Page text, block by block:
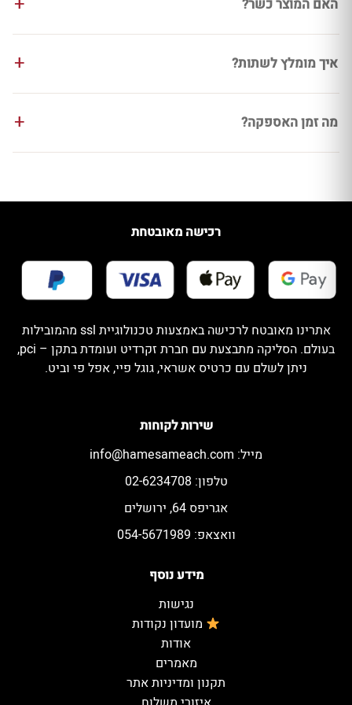
האם המוצר כשר?
איך מומלץ לשתות?
מה זמן האספקה?
מידע נוסף
נגישות
מועדון נקודות
אודות
מאמרים
תקנון ומדיניות אתר
שירות לקוחות
מייל: info@hamesameach.com
טלפון: 02-6234708
אגריפס 64, ירושלים
וואצאפ: 054-5671989
רכישה מאובטחת
אתרינו מאובטח לרכישה באמצעות טכנולוגיית ssl מהמובילות
בעולם. הסליקה מתבצעת עם חברת זקרדיט ועומדת בתקן – pci,
ניתן לשלם עם כרטיס אשראי, גוגל פיי, אפל פי וביט.